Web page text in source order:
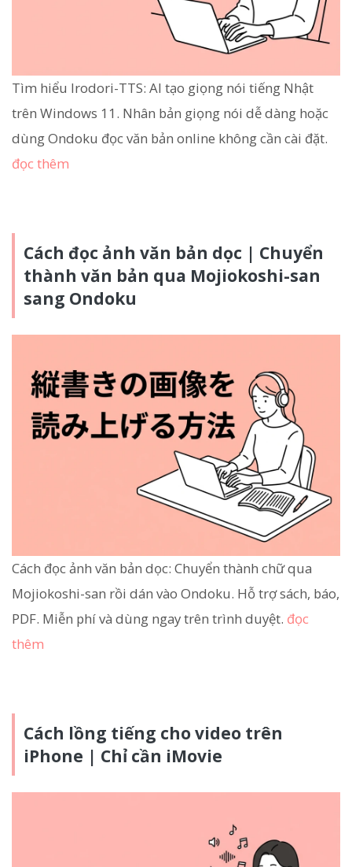
Tìm hiểu Irodori-TTS: AI tạo giọng nói tiếng Nhật
trên Windows 11. Nhân bản giọng nói dễ dàng hoặc
dùng Ondoku đọc văn bản online không cần cài đặt.
đọc thêm
Cách đọc ảnh văn bản dọc | Chuyển
thành văn bản qua Mojiokoshi-san
sang Ondoku
Cách đọc ảnh văn bản dọc: Chuyển thành chữ qua
Mojiokoshi-san rồi dán vào Ondoku. Hỗ trợ sách, báo,
PDF. Miễn phí và dùng ngay trên trình duyệt. đọc
thêm
Cách lồng tiếng cho video trên
iPhone | Chỉ cần iMovie